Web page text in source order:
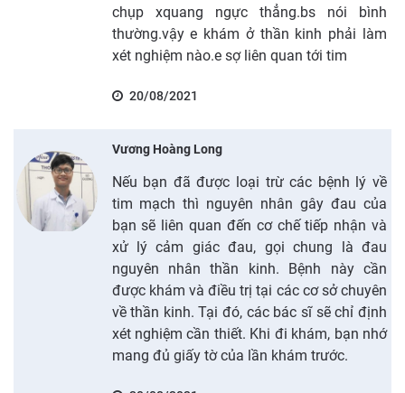
chụp xquang ngực thẳng.bs nói bình
thường.vậy e khám ở thần kinh phải làm
xét nghiệm nào.e sợ liên quan tới tim
20/08/2021
Vương Hoàng Long
Nếu bạn đã được loại trừ các bệnh lý về
tim mạch thì nguyên nhân gây đau của
bạn sẽ liên quan đến cơ chế tiếp nhận và
xử lý cảm giác đau, gọi chung là đau
nguyên nhân thần kinh. Bệnh này cần
được khám và điều trị tại các cơ sở chuyên
về thần kinh. Tại đó, các bác sĩ sẽ chỉ định
xét nghiệm cần thiết. Khi đi khám, bạn nhớ
mang đủ giấy tờ của lần khám trước.